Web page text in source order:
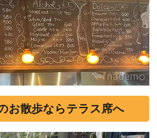
お散歩ならテラス席へ